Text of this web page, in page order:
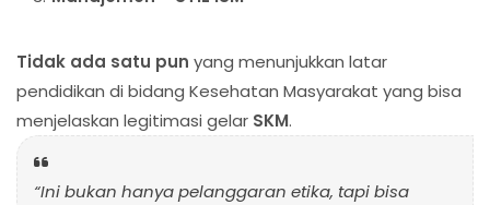
Tidak ada satu pun yang menunjukkan latar
pendidikan di bidang Kesehatan Masyarakat yang bisa
menjelaskan legitimasi gelar SKM.
“Ini bukan hanya pelanggaran etika, tapi bisa